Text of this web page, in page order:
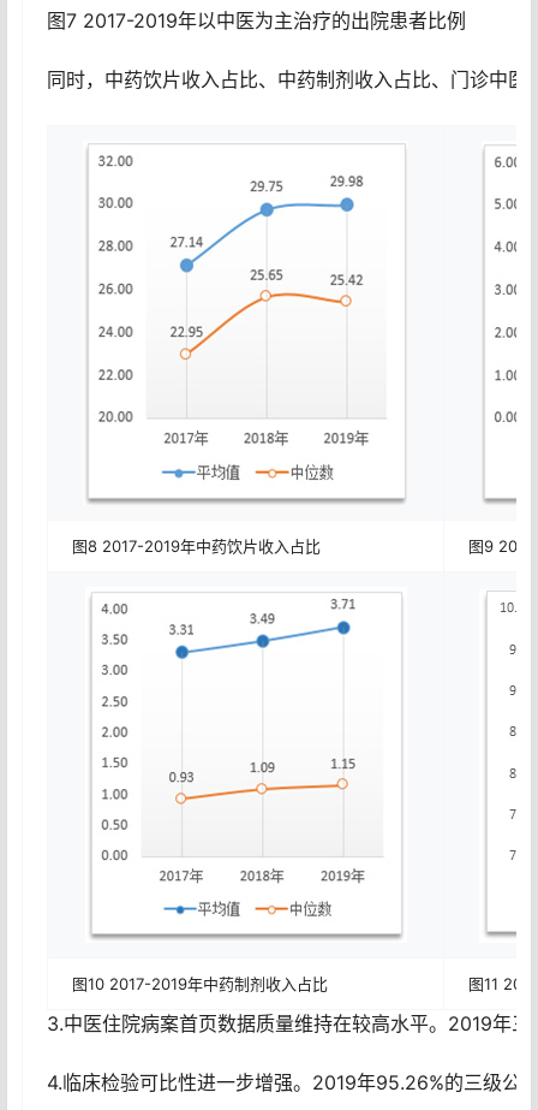
图7 2017-2019年以中医为主治疗的出院患者比例
同时，中药饮片收入占比、中药制剂收入占比、门诊中
图8 2017-2019年中药饮片收入占比 图9
图10 2017-2019年中药制剂收入占比 图11
3.中医住院病案首页数据质量维持在较高水平。2019年
4.临床检验可比性进一步增强。2019年95.26%的三级公